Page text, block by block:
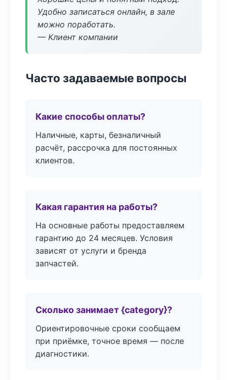
Удобно записаться онлайн, в зале
можно поработать.
— Клиент компании
Часто задаваемые вопросы
Какие способы оплаты?
Наличные, карты, безналичный
расчёт, рассрочка для постоянных
клиентов.
Какая гарантия на работы?
На основные работы предоставляем
гарантию до 24 месяцев. Условия
зависят от услуги и бренда
запчастей.
Сколько занимает {category}?
Ориентировочные сроки сообщаем
при приёмке, точное время — после
диагностики.